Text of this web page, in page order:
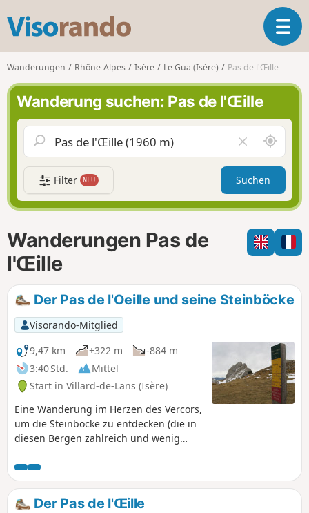
s
o
r
a
n
d
o
T
o
n
i
a
t
o
n
Wanderungen Rhône-Alpes Isère Le Gua (Isère) Pas de l'Œille
Wanderung suchen: Pas de l'Œille
e
l
d
l
e
e
e
S
c
h
u
m
i
h
m
Filter NEU Suchen
Wanderungen Pas de
l'Œille
Der Pas de l'Oeille und seine Steinböcke
Visorando-Mitglied
9,47 km
+322 m
-884 m
3:40 Std.
Mittel
Start in Villard-de-Lans (Isère)
Eine Wanderung im Herzen des Vercors,
um die Steinböcke zu entdecken (die in
diesen Bergen zahlreich und wenig
erwartet Sie bei Ihrer Ankunft ein
wunderschöner Panoramablick auf die
umliegenden Berge.
Der Pas de l'Œille